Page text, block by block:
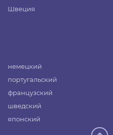
Швеция
немецкий
португальский
французский
шведский
японский